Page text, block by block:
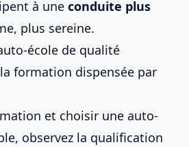
à une conduite plus
plus sereine.
école de qualité
formation dispensée par
et choisir une auto-
, observez la qualification